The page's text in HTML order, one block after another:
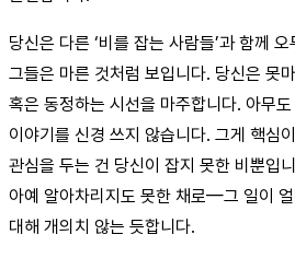
당신은 다른 ‘비를 잡는 사람들’과 함께
그들은 마른 것처럼 보입니다. 당신은 못
혹은 동정하는 시선을 마주합니다. 아무도
이야기를 신경 쓰지 않습니다. 그게 핵심
관심을 두는 건 당신이 잡지 못한 비뿐입
아예 알아차리지도 못한 채로—그 일이
대해 개의치 않는 듯합니다.